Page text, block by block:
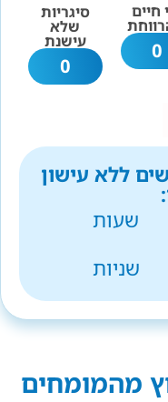
חיים
0
סיגריות
שלא
עישנת
0
ללא עישון
שעות
שניות
מהמומחים